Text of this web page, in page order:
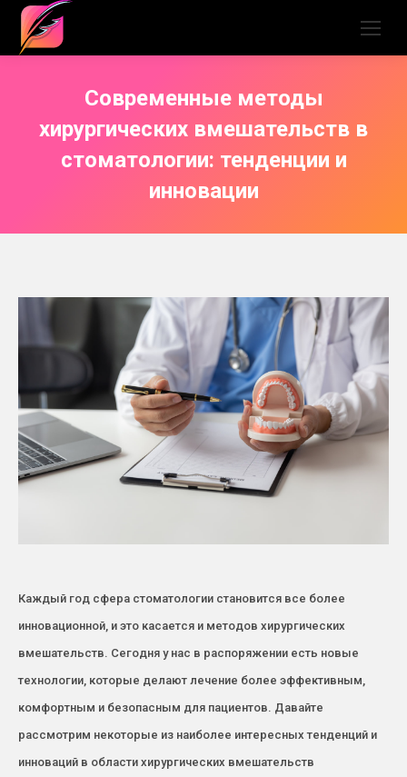
Современные методы
хирургических вмешательств в
стоматологии: тенденции и
инновации
Каждый год сфера стоматологии становится все более
инновационной, и это касается и методов хирургических
вмешательств. Сегодня у нас в распоряжении есть новые
технологии, которые делают лечение более эффективным,
комфортным и безопасным для пациентов. Давайте
рассмотрим некоторые из наиболее интересных тенденций и
инноваций в области хирургических вмешательств